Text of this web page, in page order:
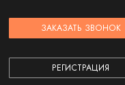
ЗАКАЗАТЬ ЗВОНОК
РЕГИСТРАЦИЯ